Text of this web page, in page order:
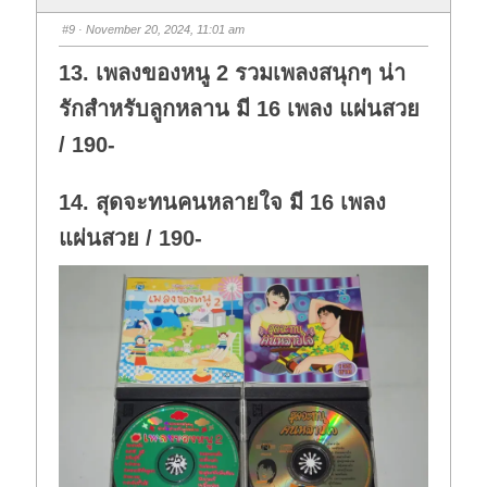
d
o
n
.
u
p
#9 · November 20, 2024, 11:01 am
13. เพลงของหนู 2 รวมเพลงสนุกๆ น่า
รักสำหรับลูกหลาน มี 16 เพลง แผ่นสวย
/ 190-
14. สุดจะทนคนหลายใจ มี 16 เพลง
แผ่นสวย / 190-